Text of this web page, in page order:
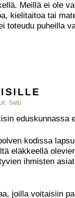
Meillä ei ole
kielitaitoa tai
toteudu puheilla
Satu
eduskunnassa
kodissa
eläkkeellä
ihmisten
joilla voitaisiin